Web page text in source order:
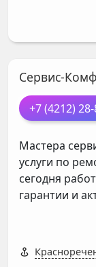
Сервис-
+7 (4212)
Мастера
услуги по
сегодня
гарантии и